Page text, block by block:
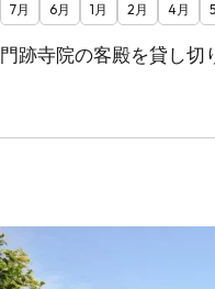
7月
6月 1月 2月 4月
門跡寺院の客殿を貸し切